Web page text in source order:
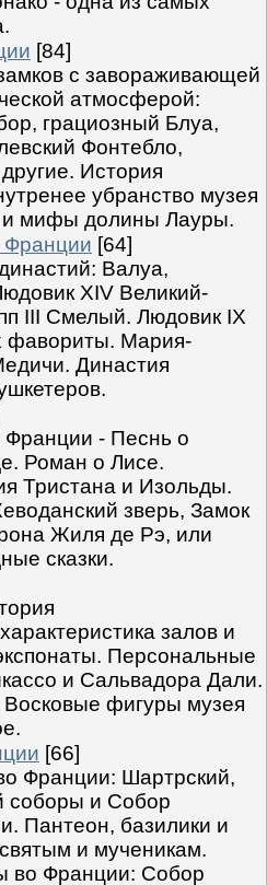
[84]
с завораживающей
атмосферой:
грациозный Блуа,
Фонтебло,
История
убранство музея
и мифы долины Лауры.
Франции [64]
Валуа,
XIV Великий-
III Смелый. Людовик IX
фавориты. Мария-
Династия
Франции - Песнь о
Роман о Лисе.
Тристана и Изольды.
зверь, Замок
Жиля де Рэ, или
сказки.
залов и
Персональные
и Сальвадора Дали.
фигуры музея
[66]
Франции: Шартрский,
соборы и Собор
Пантеон, базилики и
и мученикам.
во Франции: Собор